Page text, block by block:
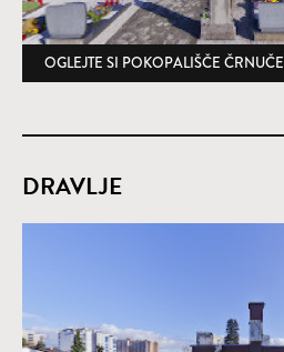
OGLEJTE SI POKOPALIŠČE ČRNUČE
DRAVLJE